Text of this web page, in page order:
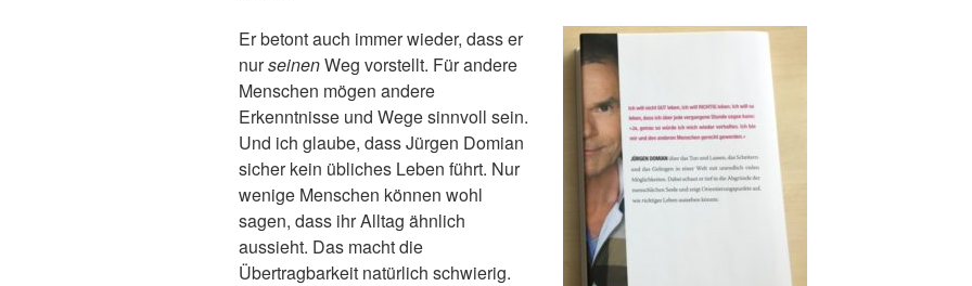
Er betont auch immer wieder, dass er
nurseinenWeg vorstellt. Für andere
Menschen mögen andere
Erkenntnisse und Wege sinnvoll sein.
Und ich glaube, dass Jürgen Domian
sicher kein übliches Leben führt. Nur
wenige Menschen können wohl
sagen, dass ihr Alltag ähnlich
aussieht. Das macht die
Übertragbarkeit natürlich schwierig.